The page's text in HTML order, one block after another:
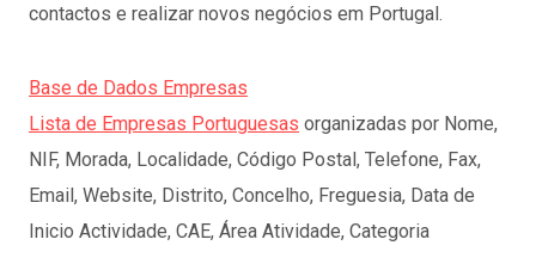
contactos e realizar novos negócios em Portugal.
Base de Dados Empresas
Lista de Empresas Portuguesas organizadas por Nome,
NIF, Morada, Localidade, Código Postal, Telefone, Fax,
Email, Website, Distrito, Concelho, Freguesia, Data de
Inicio Actividade, CAE, Área Atividade, Categoria